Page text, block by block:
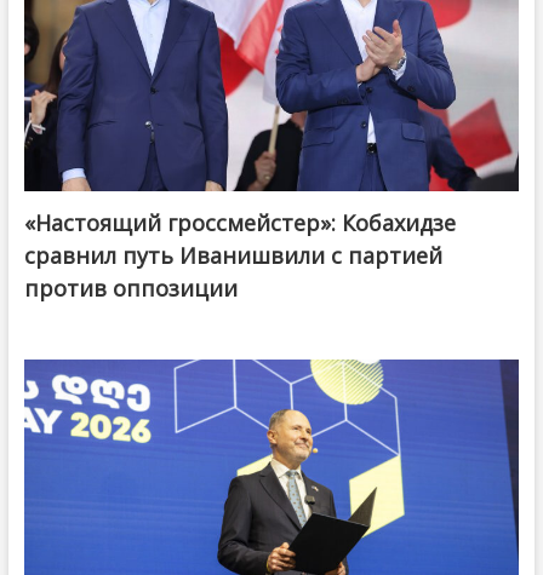
@ქართული ოცნება / Georgian Dream
«Настоящий гроссмейстер»: Кобахидзе
сравнил путь Иванишвили с партией
против оппозиции